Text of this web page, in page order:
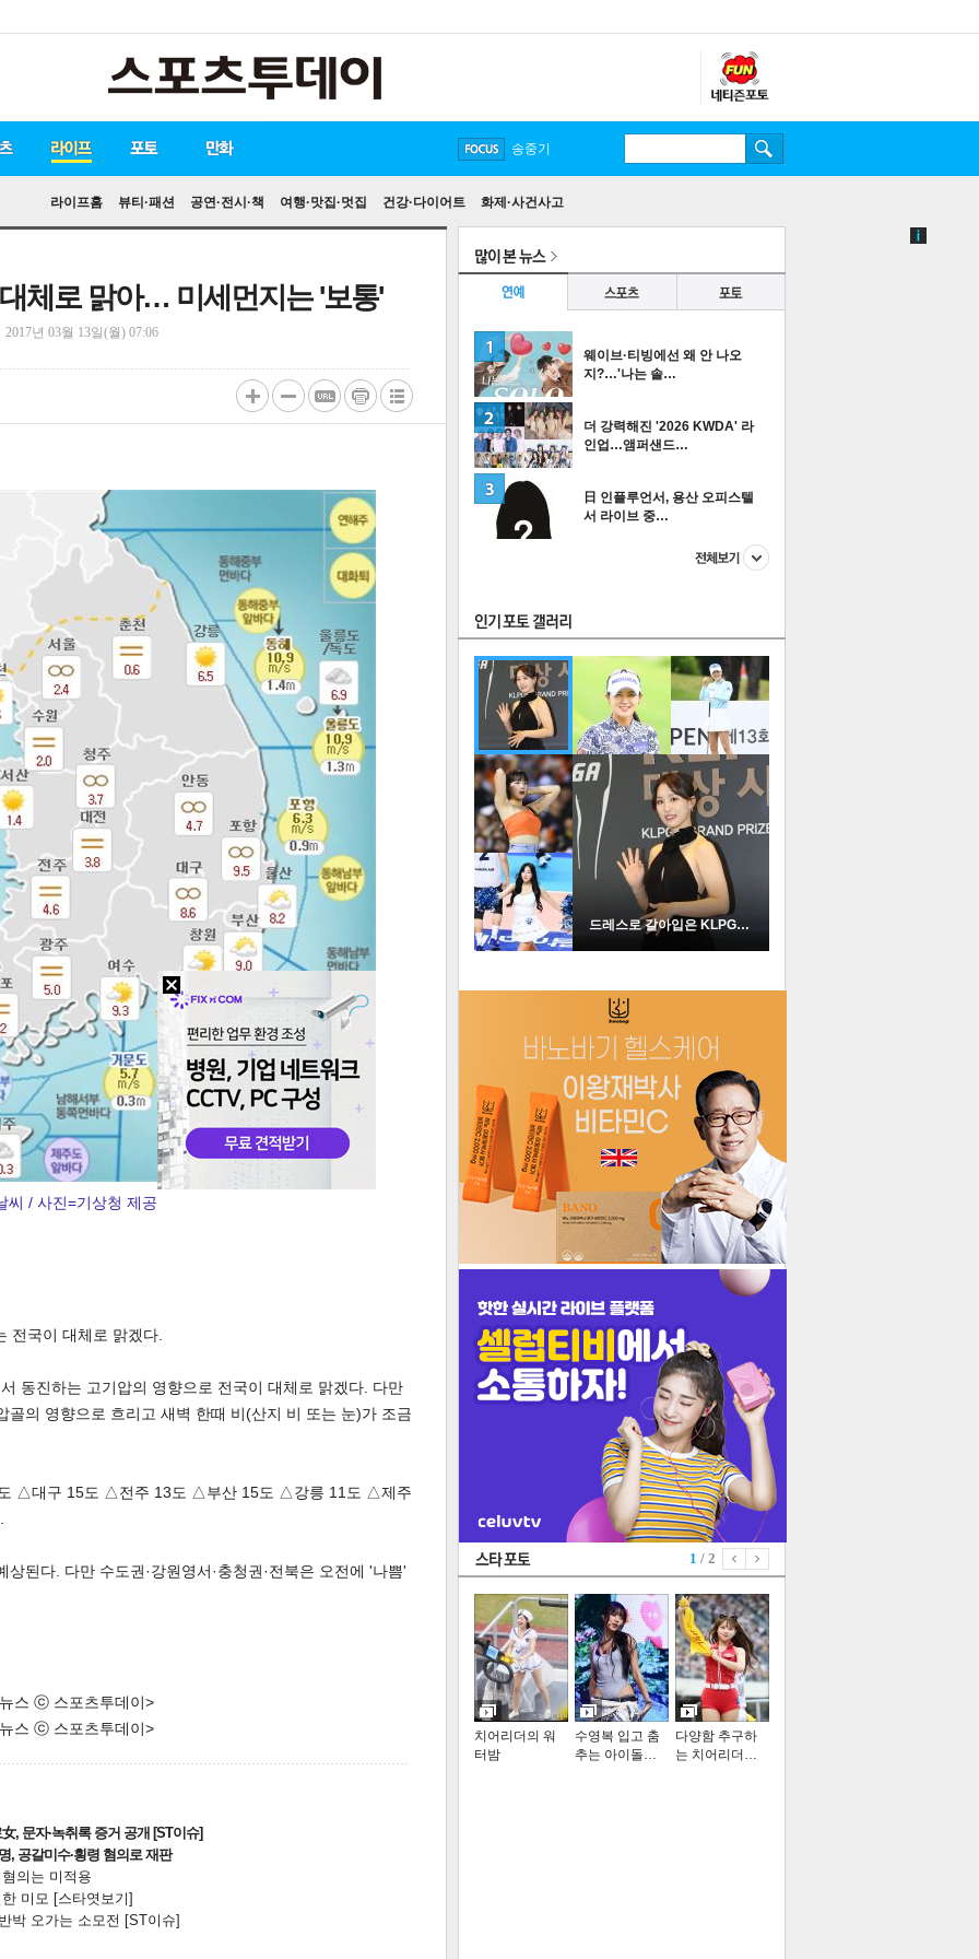
라이프
라이프홈 뷰티·패션 공연·전시·책 여행·맛집·멋집 건강·다이어트 화제·사건사고
포토
만화
FOCUS
방탄소년단
손흥민
유아인
송중기
체로 맑아… 미세먼지는 '보통'
2017년 03월 13일(월) 07:06
텍스 텍스
씨 / 사진=기상청 제공
전국이 대체로 맑겠다.
동진하는 고기압의 영향으로 전국이 대체로 맑겠다. 다만
골의 영향으로 흐리고 새벽 한때 비(산지 비 또는 눈)가 조금
△대구 15도 △전주 13도 △부산 15도 △강릉 11도 △제주
된다. 다만 수도권·강원영서·충청권·전북은 오전에 '나쁨'
스 ⓒ 스포츠투데이>
스 ⓒ 스포츠투데이>
, 문자·녹취록 증거 공개 [ST이슈]
, 공갈미수·횡령 혐의로 재판
의는 미적용
미모 [스타엿보기]
박 오가는 소모전 [ST이슈]
많이 본 뉴스
연예
스포츠 포토
웨이브·티빙에선 왜 안 나오
지?…'나는 솔…
2
더 강력해진 '2026 KWDA' 라
인업…앰퍼샌드…
日 인플루언서, 용산 오피스텔
서 라이브 중…
더보기
인기포토
드레스로 갈아입은 KLPGA …
1 / 2
치어리더의 워
터밤
수영복 입고 춤
추는 아이돌…
다양함 추구하
는 치어리더…